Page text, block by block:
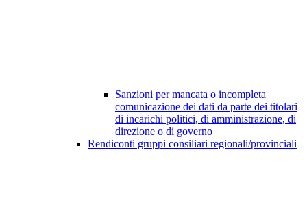
Sanzioni per mancata o incompleta
comunicazione dei dati da parte dei titolari
di incarichi politici, di amministrazione, di
direzione o di governo
Rendiconti gruppi consiliari regionali/provinciali